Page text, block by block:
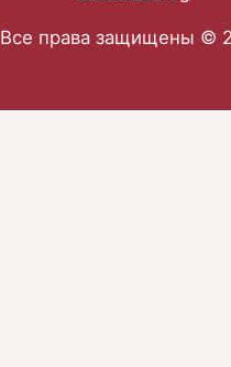
Все права защищены ©